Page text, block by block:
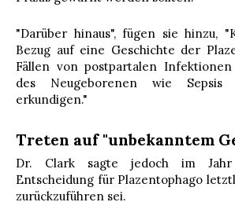
"Darüber hinaus", fügen sie hinzu,
Bezug auf eine Geschichte der
Fällen von postpartalen
des Neugeborenen wie
erkundigen."
Treten auf "unbekanntem
Dr. Clark sagte jedoch im Jahr
Entscheidung für Plazentophago
zurückzuführen sei.